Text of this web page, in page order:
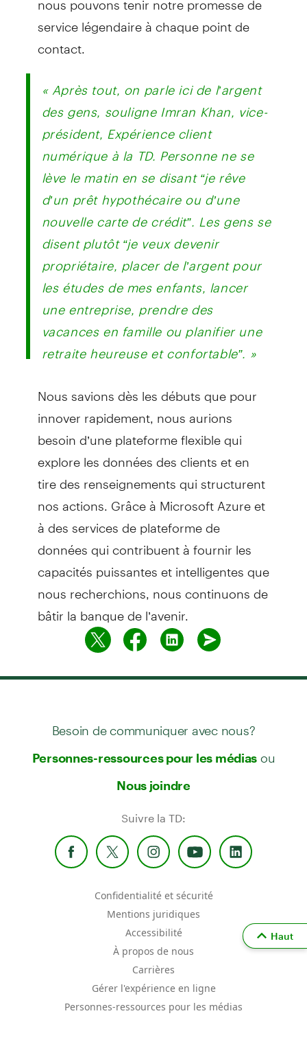
service légendaire à chaque point de
contact.
« Après tout, on parle ici de l’argent
des gens, souligne Imran Khan, vice-
président, Expérience client
numérique à la TD. Personne ne se
lève le matin en se disant “je rêve
d’un prêt hypothécaire ou d’une
nouvelle carte de crédit”. Les gens se
disent plutôt “je veux devenir
propriétaire, placer de l’argent pour
les études de mes enfants, lancer
une entreprise, prendre des
vacances en famille ou planifier une
retraite heureuse et confortable”. »
Nous savions dès les débuts que pour
innover rapidement, nous aurions
besoin d’une plateforme flexible qui
explore les données des clients et en
tire des renseignements qui structurent
nos actions. Grâce à Microsoft Azure et
à des services de plateforme de
données qui contribuent à fournir les
capacités puissantes et intelligentes que
nous recherchions, nous continuons de
bâtir la banque de l’avenir.
Besoin de communiquer avec nous?
Personnes-ressources pour les médias ou
Nous joindre
Suivre la TD:
Confidentialité et sécurité
Mentions juridiques
Accessibilité
À propos de nous
Carrières
Gérer l'expérience en ligne
Personnes-ressources pour les médias
Haut